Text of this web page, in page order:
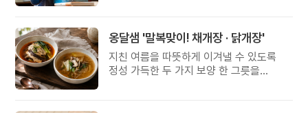
옹달샘 '말복맞이! 채개장 · 닭개장'
지친 여름을 따뜻하게 이겨낼 수 있도록
정성 가득한 두 가지 보양 한 그릇을